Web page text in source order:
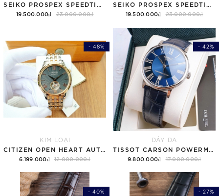
19.500.000₫ 23.000.000₫ 19.500.000₫ 23.000.000₫
- 48%
KIM LOẠI
6.199.000₫ 12.000.000₫
- 42%
DÂY DA
9.800.000₫ 17.000.000₫
- 40% - 27%